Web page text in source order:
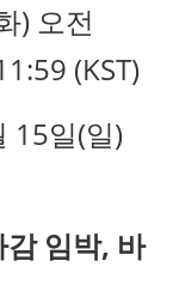
) 오전
(KST)
15일(일)
임박, 바